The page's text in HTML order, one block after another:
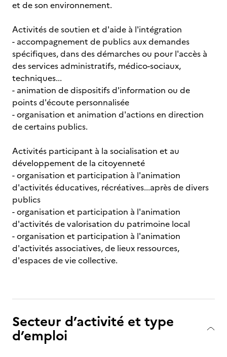
et de son environnement.
Activités de soutien et d'aide à l'intégration
- accompagnement de publics aux demandes
spécifiques, dans des démarches ou pour l'accès à
des services administratifs, médico-sociaux,
techniques...
- animation de dispositifs d'information ou de
points d'écoute personnalisée
- organisation et animation d'actions en direction
de certains publics.
Activités participant à la socialisation et au
développement de la citoyenneté
- organisation et participation à l'animation
d'activités éducatives, récréatives...après de divers
publics
- organisation et participation à l'animation
d'activités de valorisation du patrimoine local
- organisation et participation à l'animation
d'activités associatives, de lieux ressources,
d'espaces de vie collective.
Secteur d’activité et type
d’emploi